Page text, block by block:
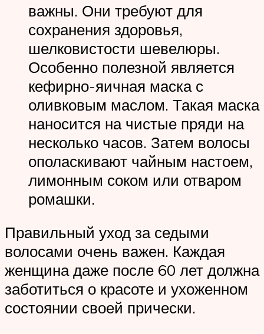
важны. Они требуют для
сохранения здоровья,
шелковистости шевелюры.
Особенно полезной является
кефирно-яичная маска с
оливковым маслом. Такая маска
наносится на чистые пряди на
несколько часов. Затем волосы
ополаскивают чайным настоем,
лимонным соком или отваром
ромашки.
Правильный уход за седыми
волосами очень важен. Каждая
женщина даже после 60 лет должна
заботиться о красоте и ухоженном
состоянии своей прически.